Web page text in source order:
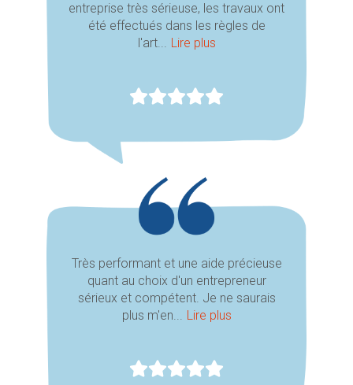
entreprise très sérieuse, les travaux ont
été effectués dans les règles de
l'art... Lire plus
Très performant et une aide précieuse
quant au choix d'un entrepreneur
sérieux et compétent. Je ne saurais
plus m'en... Lire plus